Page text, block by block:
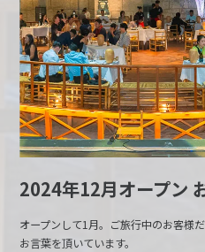
2024年12月オープン
オープンして1月。ご旅行中のお客様
お言葉を頂いています。